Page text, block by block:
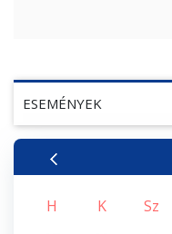
ESEMÉNYEK
H K Sz